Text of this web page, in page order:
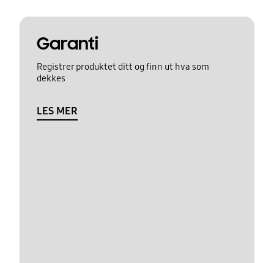
Garanti
Registrer produktet ditt og finn ut hva som
dekkes
LES MER